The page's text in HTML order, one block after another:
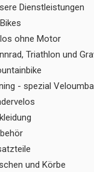
Dienstleistungen
ohne Motor
Triathlon und
- spezial
und Körbe